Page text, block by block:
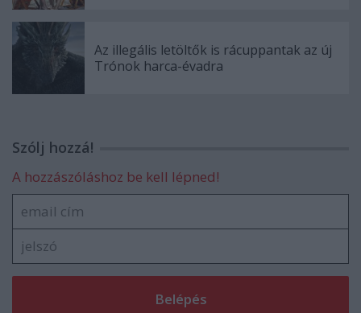
Az illegális letöltők is rácuppantak az új
Trónok harca-évadra
Szólj hozzá!
A hozzászóláshoz be kell lépned!